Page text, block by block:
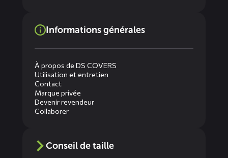
Informations générales
À propos de DS COVERS
Utilisation et entretien
Contact
Marque privée
Devenir revendeur
Collaborer
Conseil de taille